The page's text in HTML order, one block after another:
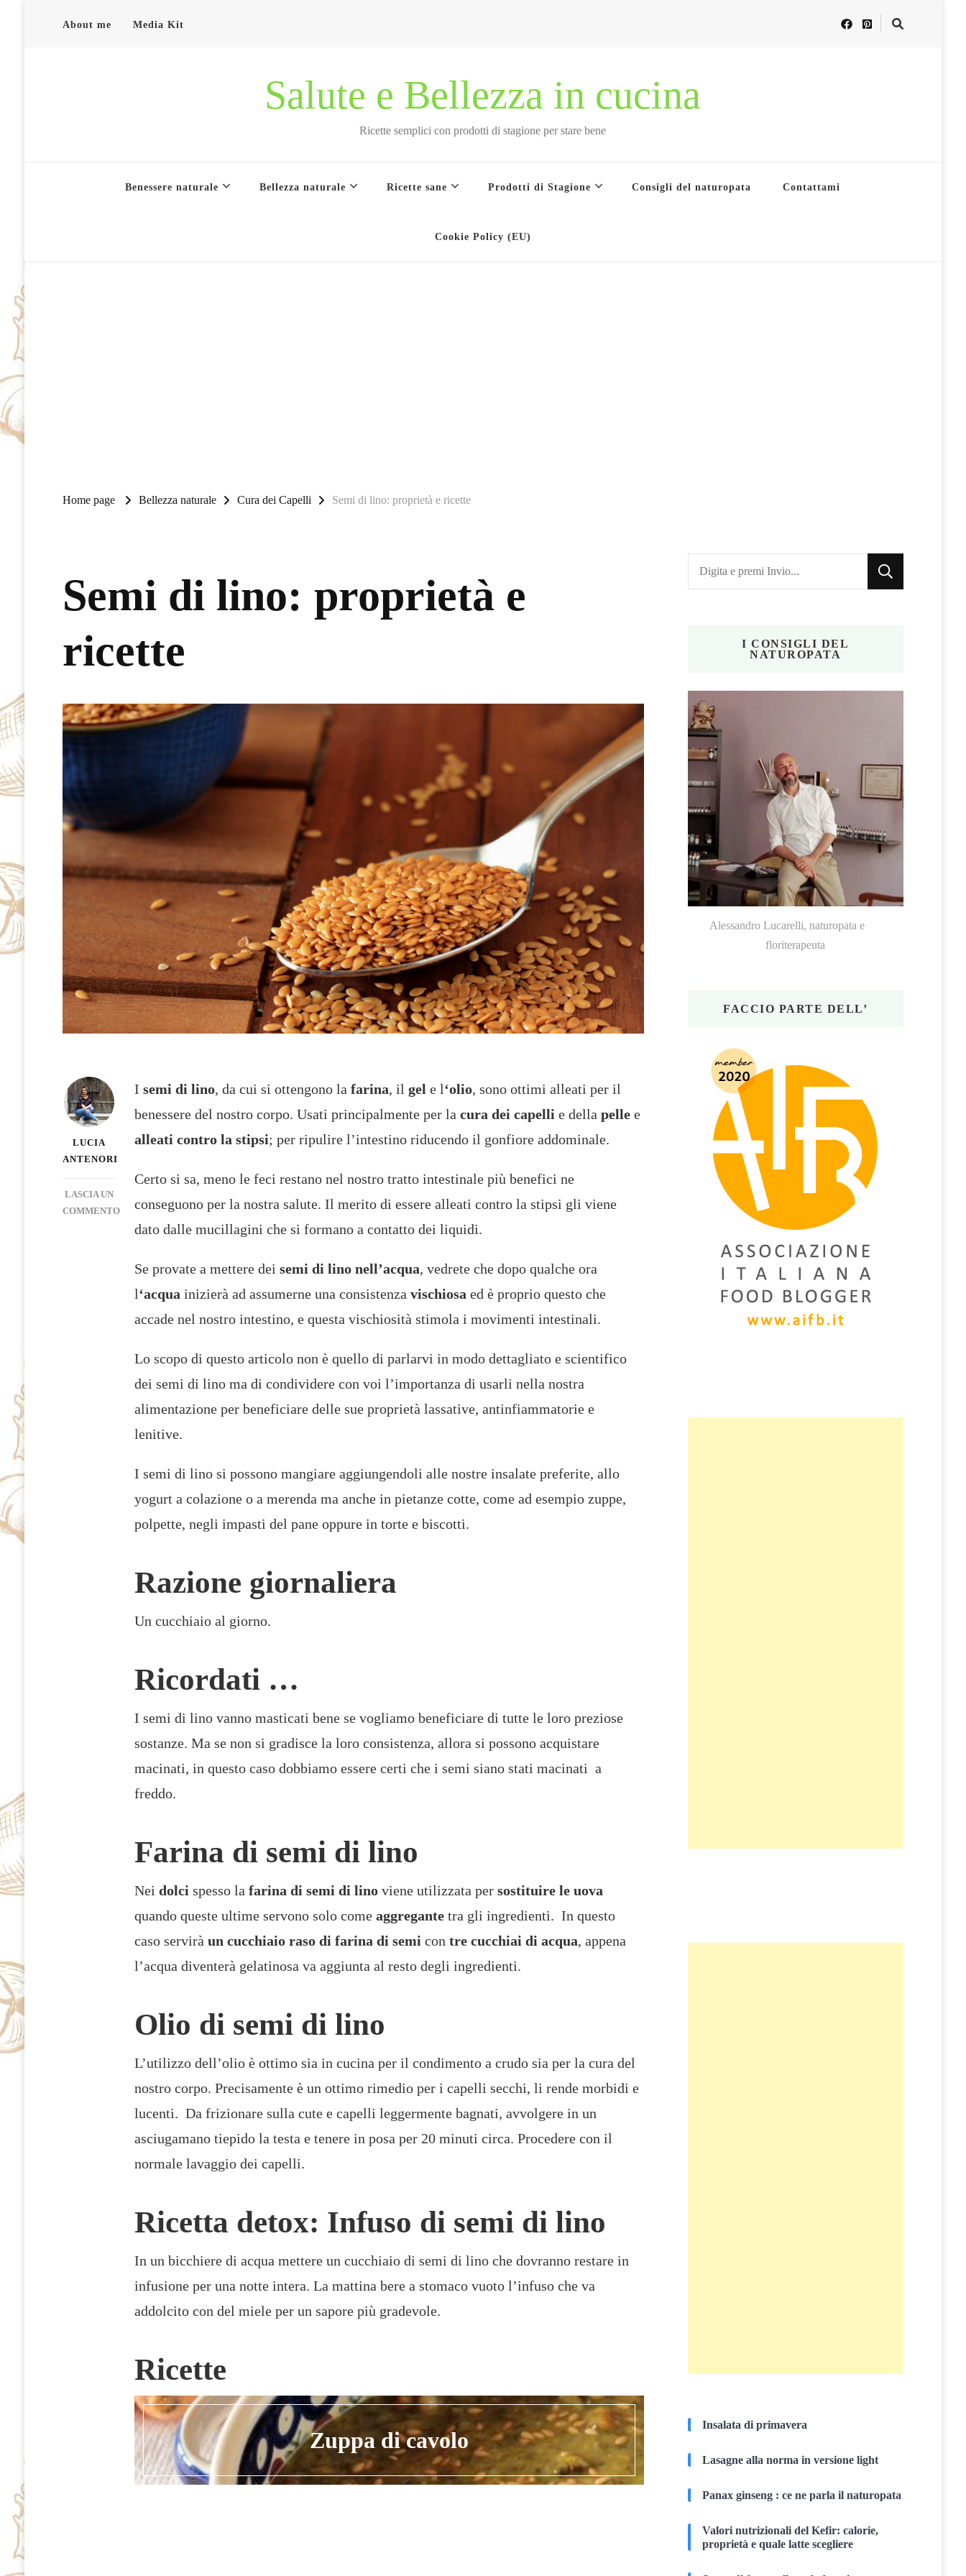
About me Media Kit
Salute e Bellezza in cucina
Ricette semplici con prodotti di stagione per stare bene
Benessere naturale Bellezza naturale Ricette sane Prodotti di Stagione Consigli del naturopata Contattami
Cookie Policy (EU)
Home page Bellezza naturale Cura dei Capelli Semi di lino: proprietà e ricette
Semi di lino: proprietà e
ricette
LUCIA
ANTENORI
LASCIA UN
COMMENTO
PROPRIETÀ
I semi di lino, da cui si ottengono la farina, il gel e l‘olio, sono ottimi alleati per il
benessere del nostro corpo. Usati principalmente per la cura dei capelli e della pellee
alleati contro la stipsi; per ripulire l’intestino riducendo il gonfiore addominale.
Certo si sa, meno le feci restano nel nostro tratto intestinale più benefici ne
conseguono per la nostra salute. Il merito di essere alleati contro la stipsi gli viene
dato dalle mucillagini che si formano a contatto dei liquidi.
Se provate a mettere dei semi di lino nell’acqua, vedrete che dopo qualche ora
l‘acqua inizierà ad assumerne una consistenza vischiosa ed è proprio questo che
accade nel nostro intestino, e questa vischiosità stimola i movimenti intestinali.
Lo scopo di questo articolo non è quello di parlarvi in modo dettagliato e scientifico
dei semi di lino ma di condividere con voi l’importanza di usarli nella nostra
alimentazione per beneficiare delle sue proprietà lassative, antinfiammatorie e
lenitive.
I semi di lino si possono mangiare aggiungendoli alle nostre insalate preferite, allo
yogurt a colazione o a merenda ma anche in pietanze cotte, come ad esempio zuppe,
polpette, negli impasti del pane oppure in torte e biscotti.
Razione giornaliera
Un cucchiaio al giorno.
Ricordati …
I semi di lino vanno masticati bene se vogliamo beneficiare di tutte le loro preziose
sostanze. Ma se non si gradisce la loro consistenza, allora si possono acquistare
macinati, in questo caso dobbiamo essere certi che i semi siano stati macinati a
freddo.
Farina di semi di lino
Nei dolci spesso la farina di semi di linoviene utilizzata per sostituire le uova
quando queste ultime servono solo come aggregantetra gli ingredienti. In questo
caso servirà un cucchiaio raso di farina di semi con tre cucchiai di acqua, appena
l’acqua diventerà gelatinosa va aggiunta al resto degli ingredienti.
Olio di semi di lino
L’utilizzo dell’olio è ottimo sia in cucina per il condimento a crudo sia per la cura del
nostro corpo. Precisamente è un ottimo rimedio per i capelli secchi, li rende morbidi e
lucenti. Da frizionare sulla cute e capelli leggermente bagnati, avvolgere in un
asciugamano tiepido la testa e tenere in posa per 20 minuti circa. Procedere con il
normale lavaggio dei capelli.
Ricetta detox: Infuso di semi di lino
In un bicchiere di acqua mettere un cucchiaio di semi di lino che dovranno restare in
infusione per una notte intera. La mattina bere a stomaco vuoto l’infuso che va
addolcito con del miele per un sapore più gradevole.
Ricette
Zuppa di cavolo
Cerchi
qualcosa?
I CONSIGLI DEL
NATUROPATA
Alessandro Lucarelli, naturopata e
floriterapeuta
FACCIO PARTE DELL’
Insalata di primavera
Lasagne alla norma in versione light
Panax ginseng : ce ne parla il naturopata
Valori nutrizionali del Kefir: calorie,
proprietà e quale latte scegliere